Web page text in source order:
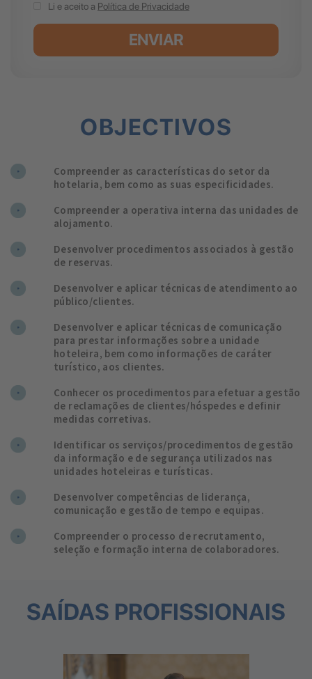
Li e aceito a Política de Privacidade
ENVIAR
OBJECTIVOS
Compreender as características do setor da
hotelaria, bem como as suas especificidades.
Compreender a operativa interna das unidades de
alojamento.
Desenvolver procedimentos associados à gestão
de reservas.
Desenvolver e aplicar técnicas de atendimento ao
público/clientes.
Desenvolver e aplicar técnicas de comunicação
para prestar informações sobre a unidade
hoteleira, bem como informações de caráter
turístico, aos clientes.
Conhecer os procedimentos para efetuar a gestão
de reclamações de clientes/hóspedes e definir
medidas corretivas.
Identificar os serviços/procedimentos de gestão
da informação e de segurança utilizados nas
unidades hoteleiras e turísticas.
Desenvolver competências de liderança,
comunicação e gestão de tempo e equipas.
Compreender o processo de recrutamento,
seleção e formação interna de colaboradores.
SAÍDAS PROFISSIONAIS